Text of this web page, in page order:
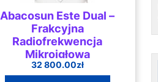
Abacosun Este Dual –
Frakcyjna
Radiofrekwencja
Mikroigłowa
32 800.00zł